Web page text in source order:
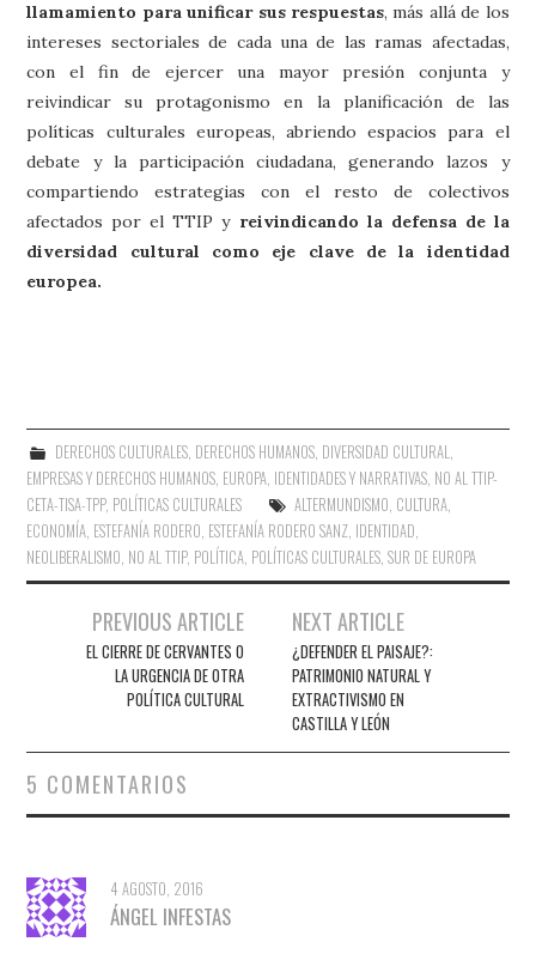
llamamiento para unificar sus respuestas, más allá de los
intereses sectoriales de cada una de las ramas afectadas,
con el fin de ejercer una mayor presión conjunta y
reivindicar su protagonismo en la planificación de las
políticas culturales europeas, abriendo espacios para el
debate y la participación ciudadana, generando lazos y
compartiendo estrategias con el resto de colectivos
afectados por el TTIP y reivindicando la defensa de la
diversidad cultural como eje clave de la identidad
europea.
DERECHOS CULTURALES, DERECHOS HUMANOS, DIVERSIDAD CULTURAL
EMPRESAS Y DERECHOS HUMANOS EUROPA IDENTIDADES Y NARRATIVAS NO AL TTIP-
CETA-TISA-TPP, POLÍTICAS CULTURALES ALTERMUNDISMO CULTURA,
ECONOMÍA ESTEFANÍA RODERO ESTEFANÍA RODERO SANZ IDENTIDAD
NEOLIBERALISMO NO AL TTIP, POLÍTICA POLÍTICAS CULTURALES ,SUR DE EUROPA
Navegación
entradas
PREVIOUS ARTICLE
EL CIERRE DE CERVANTES O
LA URGENCIA DE OTRA
POLÍTICA CULTURAL
NEXT ARTICLE
¿DEFENDER EL PAISAJE?:
PATRIMONIO NATURAL Y
EXTRACTIVISMO EN
CASTILLA Y LEÓN
5 COMENTARIOS
4 AGOSTO, 2016
ÁNGEL INFESTAS